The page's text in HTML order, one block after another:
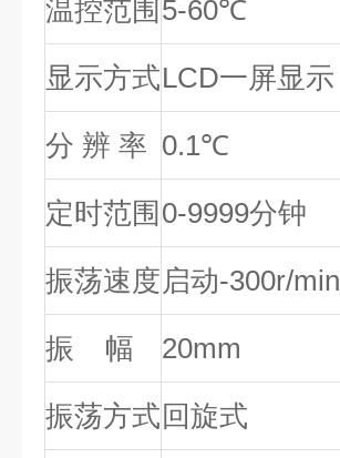
温控范围 5-60℃
显示方式LCD一屏显示
分 辨 率 0.1℃
定时范围 0-9999分钟
振荡速度启动-300r/min
振 幅 20mm
振荡方式 回旋式